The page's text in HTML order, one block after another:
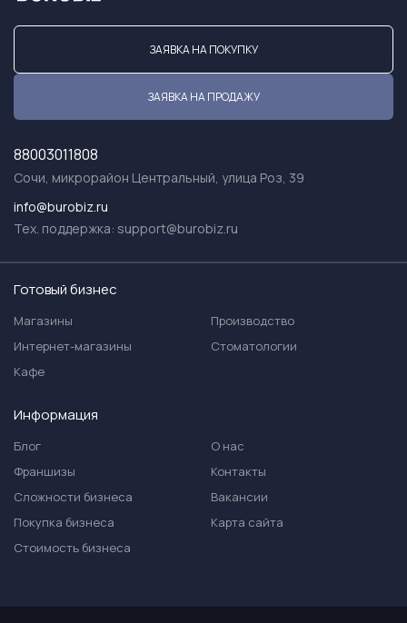
ЗАЯВКА НА ПОКУПКУ
ЗАЯВКА НА ПРОДАЖУ
88003011808
Сочи, микрорайон Центральный, улица Роз, 39
info@burobiz.ru
Тех. поддержка: support@burobiz.ru
Готовый бизнес
Магазины
Интернет-магазины
Кафе
Производство
Стоматологии
Информация
Блог
Франшизы
Сложности бизнеса
Покупка бизнеса
Стоимость бизнеса
О нас
Контакты
Вакансии
Карта сайта